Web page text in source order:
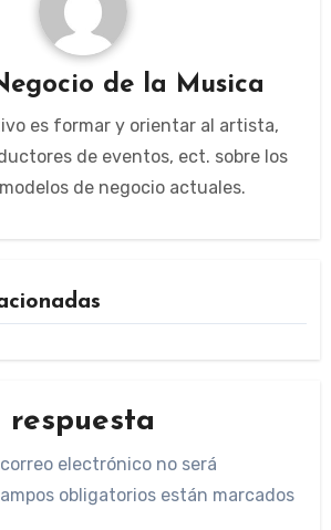
de la Musica
es formar y orientar al artista,
de eventos, ect. sobre los
de negocio actuales.
respuesta
electrónico no será
obligatorios están marcados